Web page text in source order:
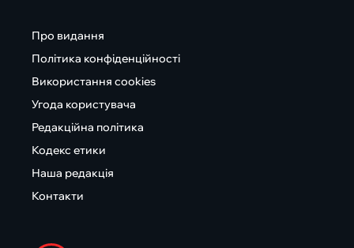
Про видання
Політика конфіденційності
Використання cookies
Угода користувача
Редакційна політика
Кодекс етики
Наша редакція
Контакти